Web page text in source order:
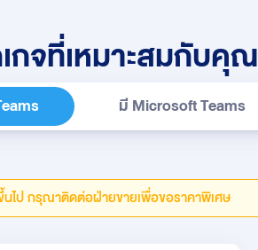
กจที่เหมาะสมกับคุณ
มี Microsoft Teams
ไป กรุณาติดต่อฝ่ายขายเพื่อขอราคาพิเศษ